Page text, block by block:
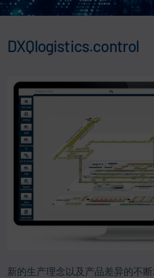
DXQlogistics.control
新的生产理念以及产品差异的不